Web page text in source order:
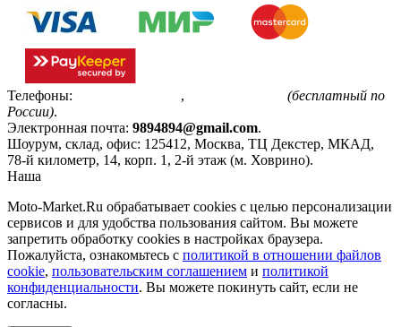
Телефоны: ,
(бесплатный по
России).
Электронная почта: 9894894@gmail.com.
Шоурум, склад, офис: 125412, Москва, ТЦ Декстер, МКАД,
78-й километр, 14, корп. 1, 2-й этаж (м. Ховрино).
Наша
Moto-Market.Ru обрабатывает сookies с целью персонализации
сервисов и для удобства пользования сайтом. Вы можете
запретить обработку сookies в настройках браузера.
Пожалуйста, ознакомьтесь с политикой в отношении файлов
cookie, пользовательским соглашением и политикой
конфиденциальности. Вы можете покинуть сайт, если не
согласны.